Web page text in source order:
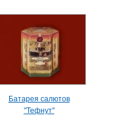
Батарея салютов
"Тефнут"